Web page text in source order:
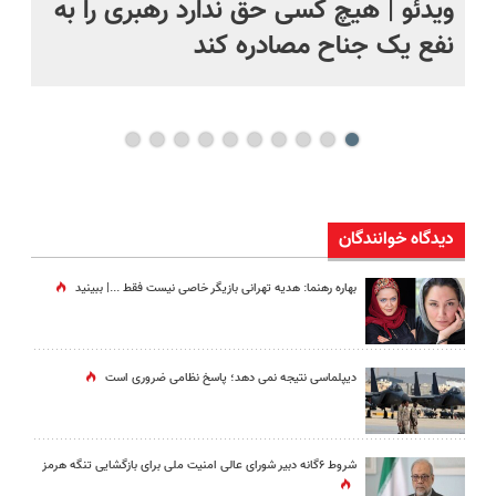
ویدئو | هیچ کسی حق ندارد رهبری را به
نفع یک جناح مصادره کند
دیدگاه خوانندگان
بهاره رهنما: هدیه تهرانی بازیگر خاصی نیست فقط ...|‌ ببینید
دیپلماسی نتیجه‌ نمی دهد؛ پاسخ نظامی ضروری است
شروط ۶گانه دبیر شورای عالی امنیت ملی برای بازگشایی تنگه هرمز